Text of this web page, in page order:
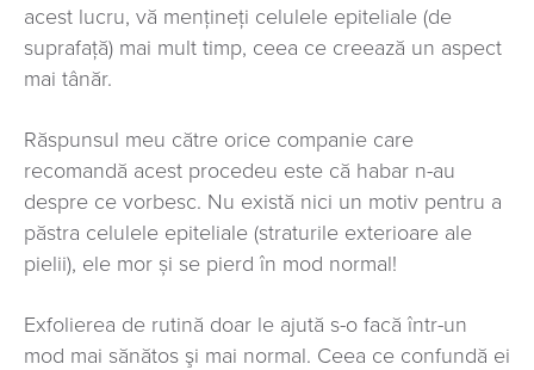
acest lucru, vă mențineți celulele epiteliale (de
suprafață) mai mult timp, ceea ce creează un aspect
mai tânăr.
Răspunsul meu către orice companie care
recomandă acest procedeu este că habar n-au
despre ce vorbesc. Nu există nici un motiv pentru a
păstra celulele epiteliale (straturile exterioare ale
pielii), ele mor și se pierd în mod normal!
Exfolierea de rutină doar le ajută s-o facă într-un
mod mai sănătos şi mai normal. Ceea ce confundă ei